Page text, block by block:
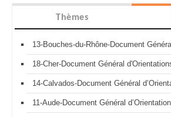
Thèmes
13-Bouches-du-Rhône-Document
18-Cher-Document Général
14-Calvados-Document Général
11-Aude-Document Général